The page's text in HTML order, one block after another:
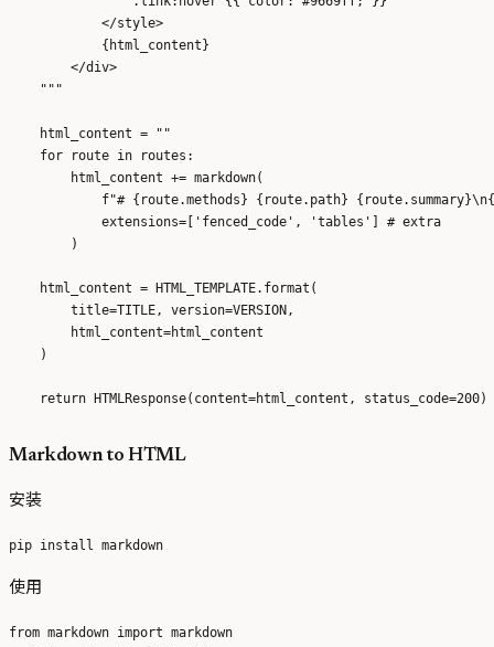
            </style>
            {html_content}
        </div>
    """
    html_content = ""
    for route in routes:
        html_content += markdown(
f"# {route.methods} {route.path}
            extensions=['fenced_code', 'tables'] # extra
        )
    html_content = HTML_TEMPLATE.format(
        title=TITLE, version=VERSION,
        html_content=html_content
    )
Markdown to HTML
安装
使用
from markdown import markdown